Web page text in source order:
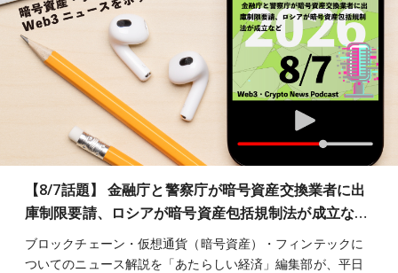
【8/7話題】 金融庁と警察庁が暗号資産交換業者に出
庫制限要請、ロシアが暗号資産包括規制法が成立な…
ブロックチェーン・仮想通貨（暗号資産）・フィンテックに
ついてのニュース解説を「あたらしい経済」編集部が、平日